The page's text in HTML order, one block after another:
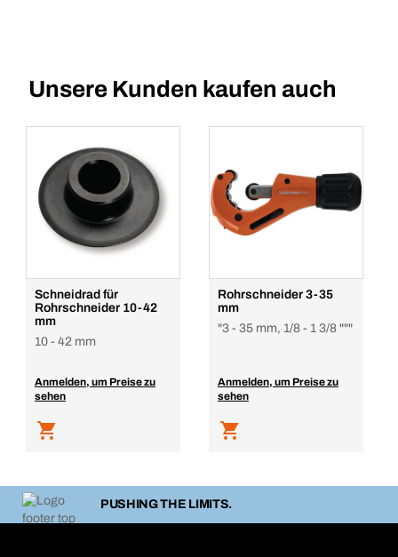
Unsere Kunden kaufen auch
Schneidrad für
Rohrschneider 10-42
mm
10 - 42 mm
Anmelden, um Preise zu
sehen
Rohrschneider 3-35
mm
"3 - 35 mm, 1/8 - 1 3/8 """
Anmelden, um Preise zu
sehen
PUSHING THE LIMITS.